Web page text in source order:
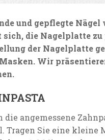
und gepflegte
sich, die Nagelplatte
der Nagelplatte
Wir
die angemessene
Tragen Sie eine kleine